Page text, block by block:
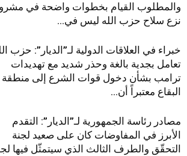
والمطلوب القيام بخطوات واضحة في
نزع سلاح حزب الله ليس في...
خبراء في العلاقات الدولية لـ”الديار”: حزب
تعامل بجدية بالغة وحذر شديد مع تهديدات
ترامب بشأن دخول قوات الشرع إلى منطقة
البقاع معتبراً أن...
مصادر رئاسة الجمهورية لـ”الديار”: التقدم
الأبرز في المفاوضات كان على صعيد لجنة
التحقّق والطرف الثالث الذي سيتمثّل فيها